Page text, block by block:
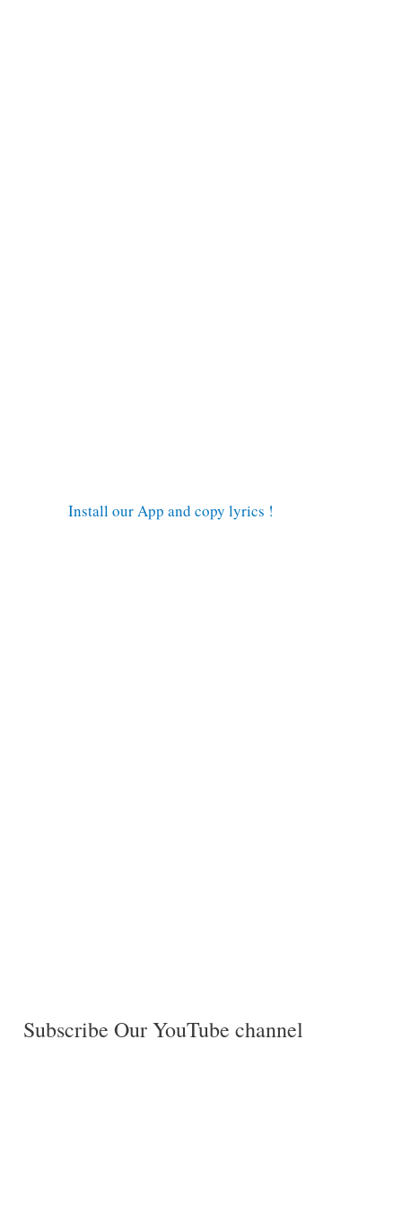
Install our App and copy lyrics !
Subscribe Our YouTube channel